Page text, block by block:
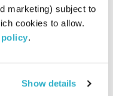
marketing) subject to
cookies to allow.
.
Show details
14.09.20
01:01:43
כל יום בדרך הביתה –